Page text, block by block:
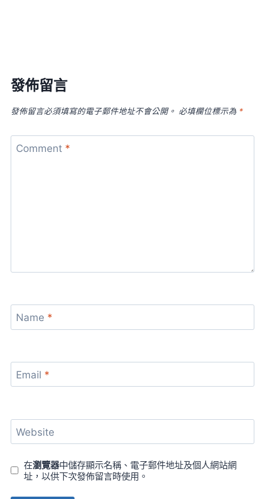
發佈留言
發佈留言必須填寫的電子郵件地址不會公開。 必填欄位標示為 *
Comment *
Name *
Email *
Website
在瀏覽器中儲存顯示名稱、電子郵件地址及個人網站網
址，以供下次發佈留言時使用。